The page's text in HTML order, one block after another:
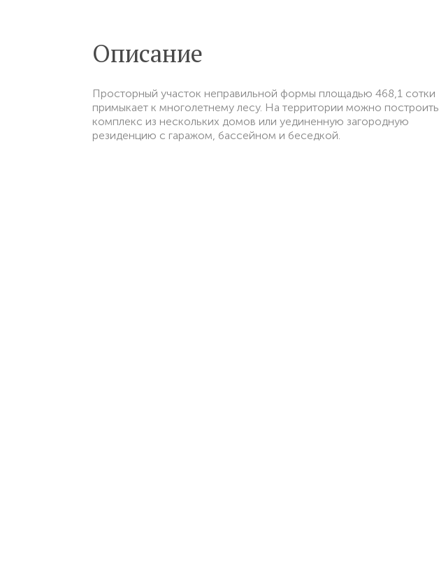
Описание
Просторный участок неправильной формы площадью 468,1 сотки
примыкает к многолетнему лесу. На территории можно построить
комплекс из нескольких домов или уединенную загородную
резиденцию с гаражом, бассейном и беседкой.